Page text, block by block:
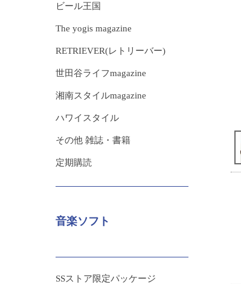
ビール王国
The yogis magazine
RETRIEVER(レトリーバー)
世田谷ライフmagazine
湘南スタイルmagazine
ハワイスタイル
その他 雑誌・書籍
定期購読
音楽ソフト
SSストア限定パッケージ